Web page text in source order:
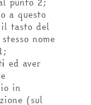
a questo
tasto del
nome
ed aver
in
(sul